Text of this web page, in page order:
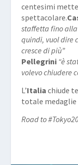
centesimi
spettacolare.
staffetta fino
quindi, vuol dire
cresce di più”
Pellegrini “è
volevo chiudere
L’Italia chiude
totale medaglie
Road to